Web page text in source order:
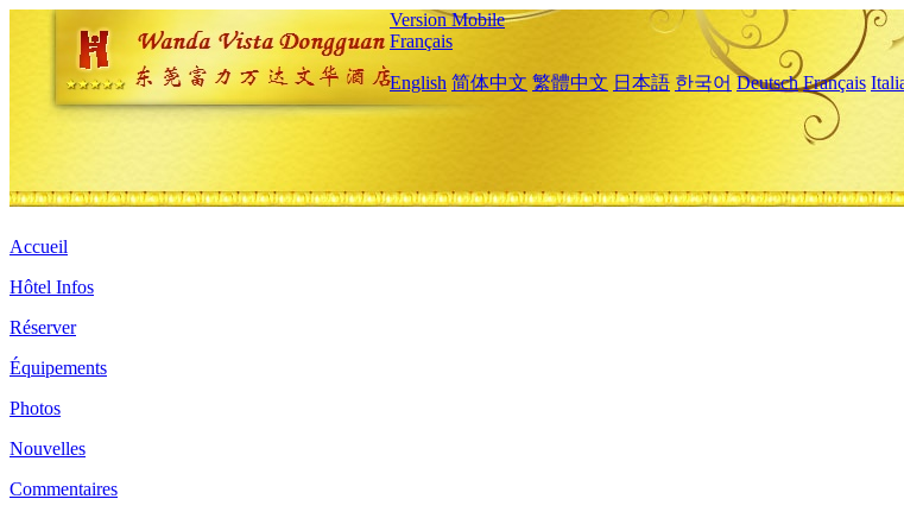
Version Mobile
Français
English 简体中文 繁體中文 日本語 한국어 Deutsch Français
Accueil
Hôtel Infos
Réserver
Équipements
Photos
Nouvelles
Commentaires